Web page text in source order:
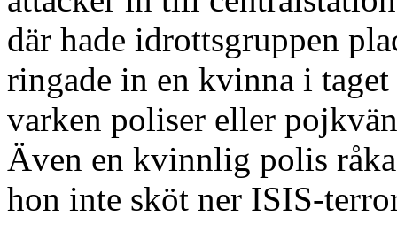
där hade idrottsgruppen
ringade in en kvinna i
varken poliser eller
Även en kvinnlig polis
hon inte sköt ner ISIS-